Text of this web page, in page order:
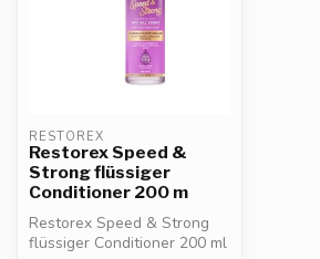
RESTOREX
Restorex Speed &
Strong flüssiger
Conditioner 200 m
Restorex Speed & Strong
flüssiger Conditioner 200 ml